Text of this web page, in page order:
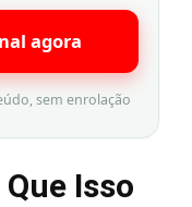
agora
sem enrolação
Isso